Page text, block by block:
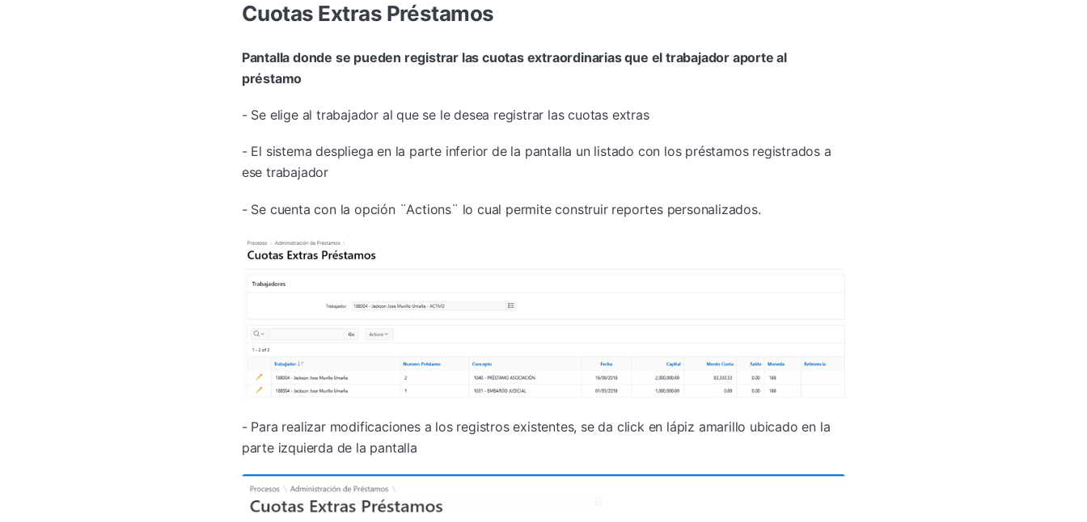
Cuotas Extras Préstamos
Pantalla donde se pueden registrar las cuotas extraordinarias que el trabajador aporte al
préstamo
- Se elige al trabajador al que se le desea registrar las cuotas extras
- El sistema despliega en la parte inferior de la pantalla un listado con los préstamos registrados a
ese trabajador
- Se cuenta con la opción ¨Actions¨ lo cual permite construir reportes personalizados.
- Para realizar modificaciones a los registros existentes, se da click en lápiz amarillo ubicado en la
parte izquierda de la pantalla